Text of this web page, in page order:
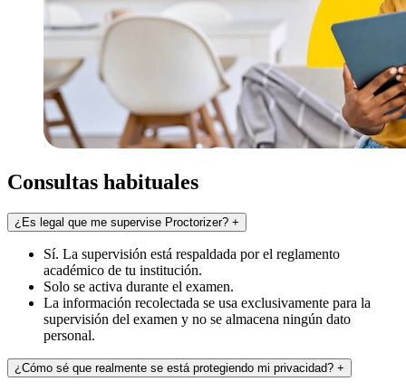
Consultas habituales
¿Es legal que me supervise Proctorizer? +
Sí. La supervisión está respaldada por el reglamento
académico de tu institución.
Solo se activa durante el examen.
La información recolectada se usa exclusivamente para la
supervisión del examen y no se almacena ningún dato
personal.
¿Cómo sé que realmente se está protegiendo mi privacidad? +